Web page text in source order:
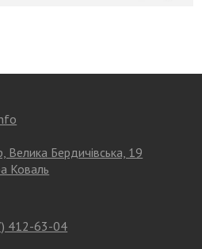
Бердичівська, 19
Коваль
412-63-04